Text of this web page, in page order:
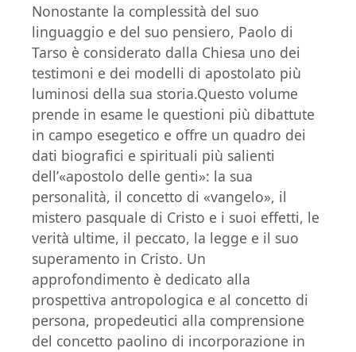
Nonostante la complessità del suo
linguaggio e del suo pensiero, Paolo di
Tarso è considerato dalla Chiesa uno dei
testimoni e dei modelli di apostolato più
luminosi della sua storia.Questo volume
prende in esame le questioni più dibattute
in campo esegetico e offre un quadro dei
dati biografici e spirituali più salienti
dell’«apostolo delle genti»: la sua
personalità, il concetto di «vangelo», il
mistero pasquale di Cristo e i suoi effetti, le
verità ultime, il peccato, la legge e il suo
superamento in Cristo. Un
approfondimento è dedicato alla
prospettiva antropologica e al concetto di
persona, propedeutici alla comprensione
del concetto paolino di incorporazione in